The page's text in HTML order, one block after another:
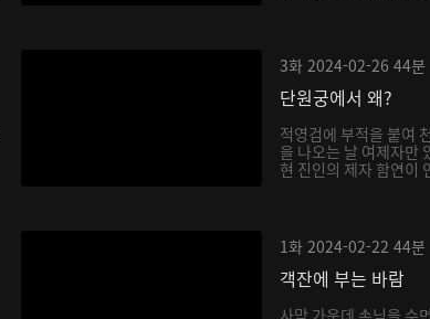
3화 2024-02-26 44분
단원궁에서 왜?
적영검에 부적을 붙여
을 나오는 날 여제자만
현 진인의 제자 함연이
1화 2024-02-22 44분
객잔에 부는 바람
사막 가운데 손님을 수